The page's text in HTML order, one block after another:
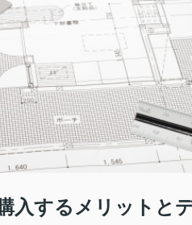
入するメリットと